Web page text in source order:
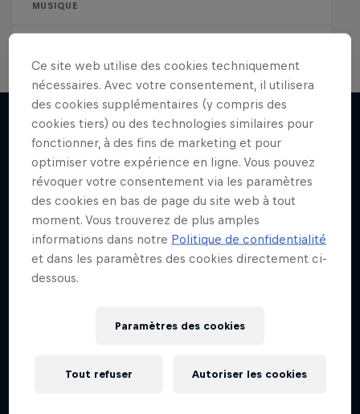
MUSIQUE
J'EN VEUX ENCORE !
Ce site web utilise des cookies techniquement
nécessaires. Avec votre consentement, il utilisera
des cookies supplémentaires (y compris des
cookies tiers) ou des technologies similaires pour
fonctionner, à des fins de marketing et pour
optimiser votre expérience en ligne. Vous pouvez
révoquer votre consentement via les paramètres
des cookies en bas de page du site web à tout
moment. Vous trouverez de plus amples
informations dans notre Politique de confidentialité
et dans les paramètres des cookies directement ci-
dessous.
Paramètres des cookies
Tout refuser Autoriser les cookies